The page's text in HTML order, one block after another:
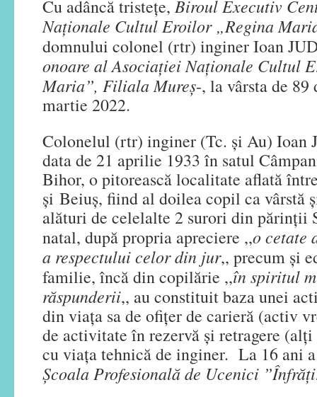
Cu adâncă tristețe, Biroul Executiv
Naționale Cultul Eroilor „Regina
domnului colonel (rtr) inginer Ioan
onoare alAsociației Naționale Cultul
Maria”, Filiala Mureș-, la vârsta de 89
martie 2022.
Colonelul (rtr) inginer (Tc. și Au) Ioan
data de 21 aprilie 1933 în satul
Bihor, o pitorească localitate aflată
și Beiuș, fiind al doilea copil ca vârstă
alături de celelalte 2 surori din părinții
natal, după propria apreciere ,,o
a respectului celor din jur,, precum și
familie, încă din copilărie ,,în spiritul
răspunderii,, au constituit baza unei
din viața sa de ofițer de carieră (activ
de activitate în rezervă și retragere
cu viața tehnică de inginer. La 16 ani
Școala Profesională de Ucenici